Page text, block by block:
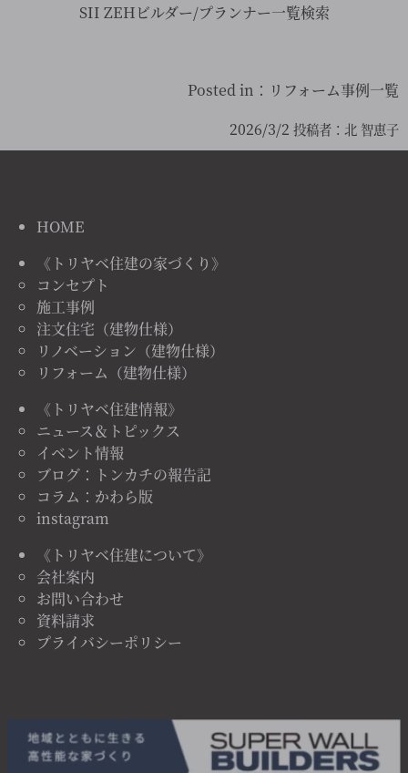
SII ZEHビルダー/プランナー一覧検索
Posted in： リフォーム事例一覧
2026/3/2 投稿者： 北 智恵子
HOME
《トリヤベ住建の家づくり》
コンセプト
施工事例
注文住宅（建物仕様）
リノベーション（建物仕様）
リフォーム（建物仕様）
《トリヤベ住建情報》
ニュース＆トピックス
イベント情報
ブログ：トンカチの報告記
コラム：かわら版
instagram
《トリヤベ住建について》
会社案内
お問い合わせ
資料請求
プライバシーポリシー